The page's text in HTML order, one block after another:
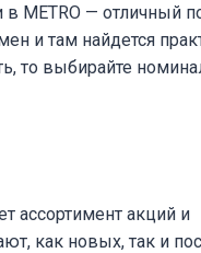
METRO — отличный
и там найдется
то выбирайте
ассортимент акций и
как новых, так и